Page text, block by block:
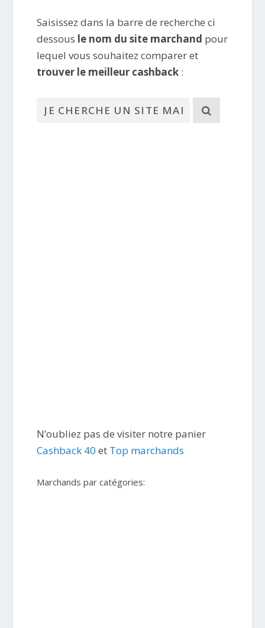
Saisissez dans la barre de recherche ci
dessous le nom du site marchand pour
lequel vous souhaitez comparer et
trouver le meilleur cashback :
N’oubliez pas de visiter notre panier
Cashback 40 et Top marchands
Marchands par catégories: